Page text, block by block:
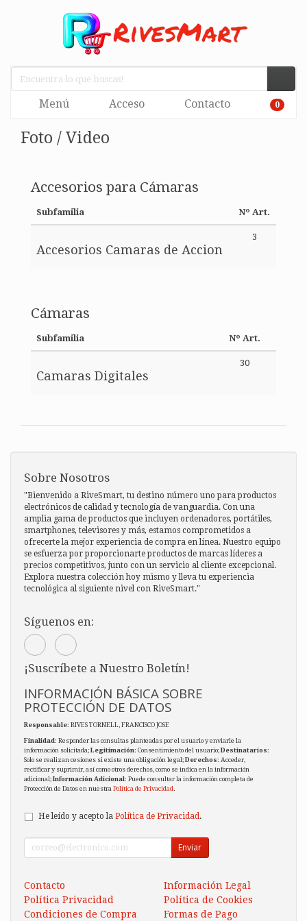
Menú Acceso Contacto 0
Foto / Video
Accesorios para Cámaras
Subfamilia Nº Art.
Accesorios Camaras de Accion
3
Cámaras
Subfamilia Nº Art.
Camaras Digitales
30
Sobre Nosotros
"Bienvenido a RiveSmart, tu destino número uno para productos
electrónicos de calidad y tecnología de vanguardia. Con una
amplia gama de productos que incluyen ordenadores, portátiles,
smartphones, televisores y más, estamos comprometidos a
ofrecerte la mejor experiencia de compra en línea. Nuestro equipo
se esfuerza por proporcionarte productos de marcas líderes a
precios competitivos, junto con un servicio al cliente excepcional.
Explora nuestra colección hoy mismo y lleva tu experiencia
tecnológica al siguiente nivel con RiveSmart."
Síguenos en:
¡Suscríbete a Nuestro Boletín!
INFORMACIÓN BÁSICA SOBRE
PROTECCIÓN DE DATOS
Responsable: RIVES TORNELL, FRANCISCO JOSE
Finalidad: Responder las consultas planteadas por el usuario y enviarle la
información solicitada;Legitimación: Consentimiento del usuario;Destinatarios:
Solo se realizan cesiones si existe una obligación legal;Derechos: Acceder,
rectificar y suprimir, así como otros derechos, como se indica en la información
adicional;Información Adicional: Puede consultar la información completa de
Protección de Datos en nuestra Política de Privacidad.
He leído y acepto la Política de Privacidad.
Enviar
Contacto
Información Legal
Política Privacidad
Política de Cookies
Condiciones de Compra
Formas de Pago